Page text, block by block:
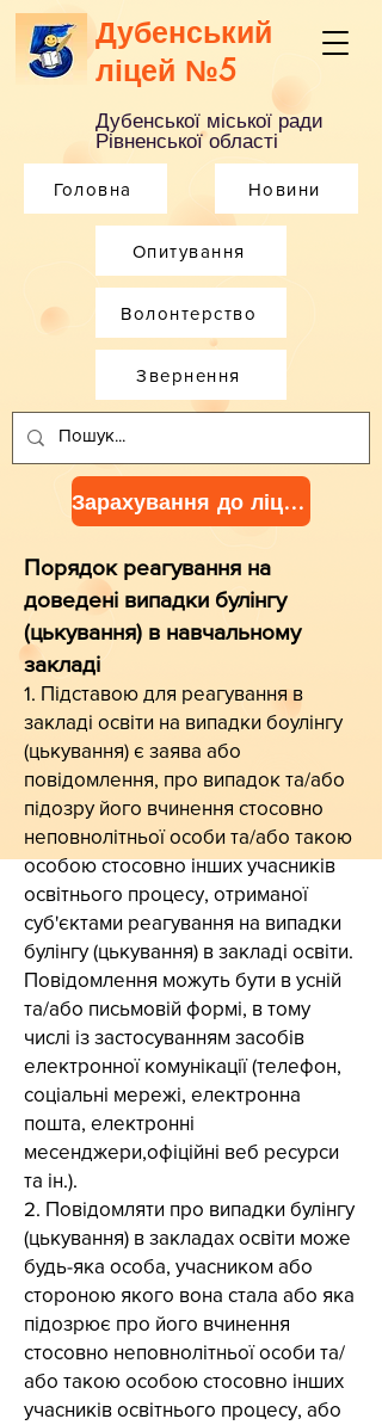
Дубенський
ліцей №5
Дубенської міської ради
Рівненської області
Головна Новини
Опитування
Зарахування до ліцею
Волонтерство
Звернення
Порядок реагування на
доведені випадки булінгу
(цькування) в навчальному
закладі
1. Підставою для реагування в
закладі освіти на випадки боулінгу
(цькування) є заява або
повідомлення, про випадок та/або
підозру його вчинення стосовно
неповнолітньої особи та/або такою
особою стосовно інших учасників
освітнього процесу, отриманої
суб'єктами реагування на випадки
булінгу (цькування) в закладі освіти.
Повідомлення можуть бути в усній
та/або письмовій формі, в тому
числі із застосуванням засобів
електронної комунікації (телефон,
соціальні мережі, електронна
пошта, електронні
месенджери,офіційні веб ресурси
та ін.).
2. Повідомляти про випадки булінгу
(цькування) в закладах освіти може
будь-яка особа, учасником або
стороною якого вона стала або яка
підозрює про його вчинення
стосовно неповнолітньої особи та/
або такою особою стосовно інших
учасників освітнього процесу, або